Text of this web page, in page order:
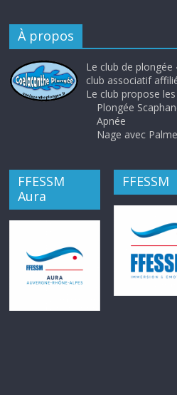
À propos
Le club de
club associatif
Le club propose
Plongée
Apnée
Nage avec
FFESSM
Aura
FFESSM